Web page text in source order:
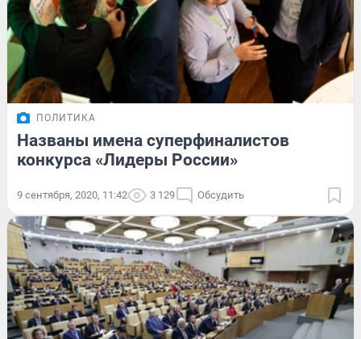
ПОЛИТИКА
Названы имена суперфиналистов
конкурса «Лидеры России»
9 сентября, 2020, 11:42 3 129 Обсудить